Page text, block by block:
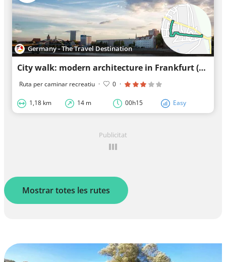
Germany - The Travel Destination
City walk: modern architecture in Frankfurt (Oder)
Ruta per caminar recreatiu · 0 ·
1,18 km 14 m 00h15 Easy
Publicitat
Mostrar totes les rutes